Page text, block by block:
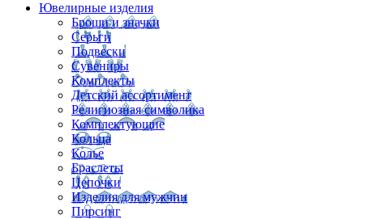
Ювелирные изделия
Броши и значки
Серьги
Подвески
Сувениры
Комплекты
Детский ассортимент
Религиозная символика
Комплектующие
Кольца
Колье
Браслеты
Цепочки
Изделия для мужчин
Пирсинг